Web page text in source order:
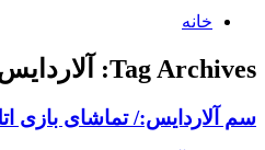
خانه
Tag Archives:
سم آلاردایس:/ تماشای بازی